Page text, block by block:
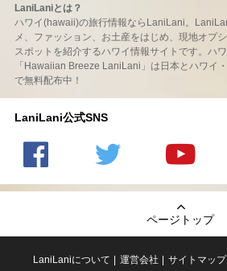
LaniLaniとは？
ハワイ(hawaii)の旅行情報ならLaniLani。
メ、ファッション、お土産をはじめ、現地オプ
スポットを紹介するハワイ情報サイトです。ハ
「Hawaiian Breeze LaniLani」は日本とハワイ
で無料配布中！
LaniLani公式SNS
の
のtwitter
の
Youtube
チャンネ
ページトップ
LaniLaniについて 運営会社 サイトマップ